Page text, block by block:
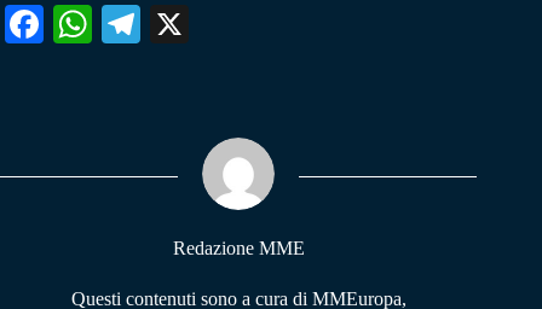
Fa W
pp
Te
m
Redazione MME
Questi contenuti sono a cura di MMEuropa,